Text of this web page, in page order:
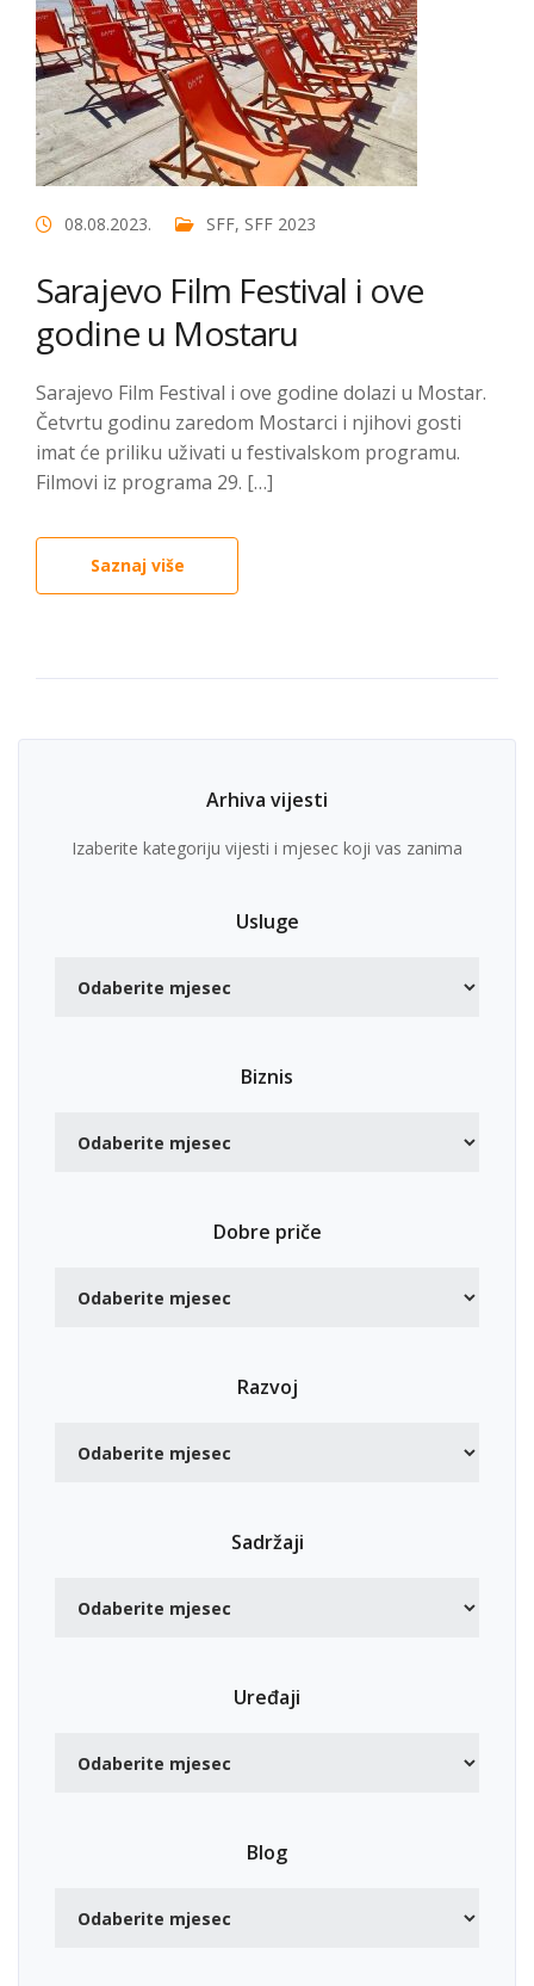
08.08.2023. SFF, SFF 2023
Sarajevo Film Festival i ove
godine u Mostaru
Sarajevo Film Festival i ove godine dolazi u Mostar.
Četvrtu godinu zaredom Mostarci i njihovi gosti
imat će priliku uživati u festivalskom programu.
Filmovi iz programa 29. […]
Saznaj više
Arhiva vijesti
Izaberite kategoriju vijesti i mjesec koji vas zanima
Usluge
Biznis
Dobre priče
Razvoj
Sadržaji
Uređaji
Blog